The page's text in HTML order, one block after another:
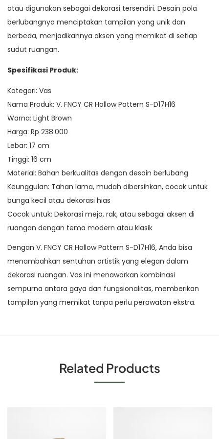
atau digunakan sebagai dekorasi tersendiri. Desain pola
berlubangnya menciptakan tampilan yang unik dan
berbeda, menjadikannya aksen yang memikat di setiap
sudut ruangan.
Spesifikasi Produk:
Kategori: Vas
Nama Produk: V. FNCY CR Hollow Pattern S-D17H16
Warna: Light Brown
Harga: Rp 238.000
Lebar: 17 cm
Tinggi: 16 cm
Material: Bahan berkualitas dengan desain berlubang
Keunggulan: Tahan lama, mudah dibersihkan, cocok untuk
bunga kecil atau dekorasi hias
Cocok untuk: Dekorasi meja, rak, atau sebagai aksen di
ruangan dengan tema modern atau klasik
Dengan V. FNCY CR Hollow Pattern S-D17H16, Anda bisa
menambahkan sentuhan artistik yang elegan dalam
dekorasi ruangan. Vas ini menawarkan kombinasi
sempurna antara gaya dan fungsionalitas, memberikan
tampilan yang memikat tanpa perlu perawatan ekstra.
Related Products